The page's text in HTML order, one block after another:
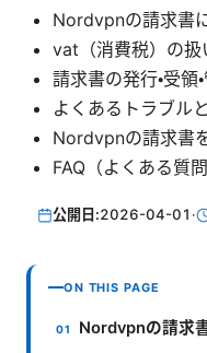
Nordvpnの請求書
vat（消費税）の扱
請求書の発行・受領
よくあるトラブル
Nordvpnの請求書
FAQ（よくある質問
公開日:2026-04-01 ·
ON THIS PAGE
Nordvpnの請求